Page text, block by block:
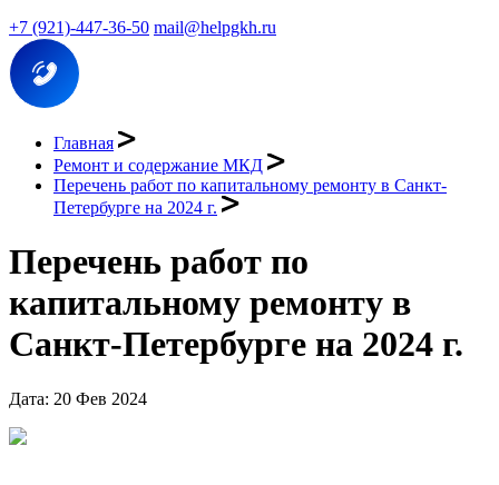
+7 (921)-447-36-50 mail@helpgkh.ru
Главная
Ремонт и содержание МКД
Перечень работ по капитальному ремонту в Санкт-
Петербурге на 2024 г.
Перечень работ по
капитальному ремонту в
Санкт-Петербурге на 2024 г.
Дата: 20 Фев 2024